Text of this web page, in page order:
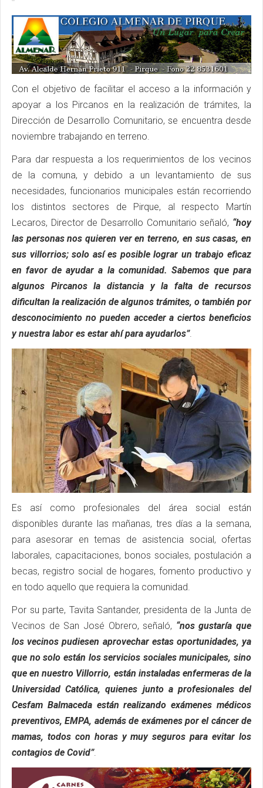
Con el objetivo de facilitar el acceso a la información y
apoyar a los Pircanos en la realización de trámites, la
Dirección de Desarrollo Comunitario, se encuentra desde
noviembre trabajando en terreno.
Para dar respuesta a los requerimientos de los vecinos
de la comuna, y debido a un levantamiento de sus
necesidades, funcionarios municipales están recorriendo
los distintos sectores de Pirque, al respecto Martín
Lecaros, Director de Desarrollo Comunitario señaló, “hoy
las personas nos quieren ver en terreno, en sus casas, en
sus villorrios; solo así es posible lograr un trabajo eficaz
en favor de ayudar a la comunidad. Sabemos que para
algunos Pircanos la distancia y la falta de recursos
dificultan la realización de algunos trámites, o también por
desconocimiento no pueden acceder a ciertos beneficios
y nuestra labor es estar ahí para ayudarlos”.
Es así como profesionales del área social están
disponibles durante las mañanas, tres días a la semana,
para asesorar en temas de asistencia social, ofertas
laborales, capacitaciones, bonos sociales, postulación a
becas, registro social de hogares, fomento productivo y
en todo aquello que requiera la comunidad.
Por su parte, Tavita Santander, presidenta de la Junta de
Vecinos de San José Obrero, señaló, “nos gustaría que
los vecinos pudiesen aprovechar estas oportunidades, ya
que no solo están los servicios sociales municipales, sino
que en nuestro Villorrio, están instaladas enfermeras de la
Universidad Católica, quienes junto a profesionales del
Cesfam Balmaceda están realizando exámenes médicos
preventivos, EMPA, además de exámenes por el cáncer de
mamas, todos con horas y muy seguros para evitar los
contagios de Covid”.